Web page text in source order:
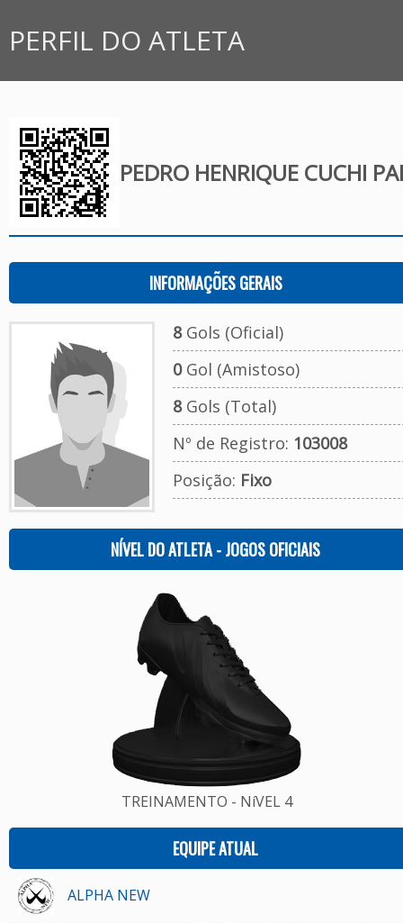
PERFIL DO ATLETA
PEDRO HENRIQUE CUCHI
INFORMAÇÕES GERAIS
8Gols (Oficial)
0Gol (Amistoso)
8Gols (Total)
Nº de Registro: 103008
Posição: Fixo
NÍVEL DO ATLETA - JOGOS OFICIAIS
TREINAMENTO - NíVEL 4
EQUIPE ATUAL
ALPHA NEW